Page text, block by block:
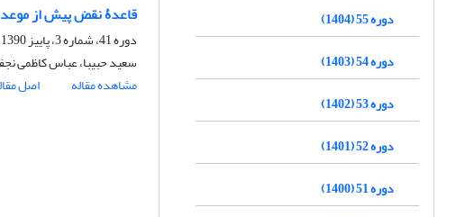
قاعدۀ نقض پیش از
دوره 41، شماره 3، پاییز 1390، صفحه
سعید حبیبا، عباس کاظمی نجف‎آبادی
مشاهده مقاله
اصل
دوره 55 (1404)
دوره 54 (1403)
دوره 53 (1402)
دوره 52 (1401)
دوره 51 (1400)